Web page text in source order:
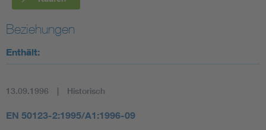
DIN VDE 0100 für sichere Elektroinstallationen
Beziehungen
Enthält:
13.09.1996 Historisch
EN 50123-2:1995/A1:1996-09